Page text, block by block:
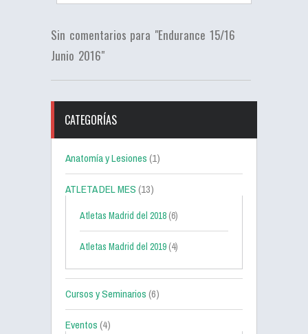
Sin comentarios para "Endurance 15/16
Junio 2016"
CATEGORÍAS
Anatomía y Lesiones(1)
ATLETA DEL MES(13)
Atletas Madrid del 2018 (6)
Atletas Madrid del 2019 (4)
Cursos y Seminarios(6)
Eventos(4)